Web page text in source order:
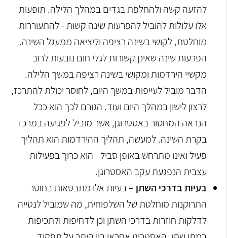
להזעה קשה ולהחלפת בגדים במהלך הלילה. תופעות
אלו עלולות להוביל להפרעות שינה קשות - להתעוררות
מוחלטת, לקושי בשינה רציפה וליציאה ממעגל השינה.
הפרעות שינה שאינן קשורות לגלי חום נובעות לרוב
מקשיי הירדמות ומקושי בשינה רציפה במשך הלילה.
הדבר מוביל לעייפות במשך היום, לחוסר יכולת להתרכז,
לרצון לישון במהלך היום ועוד. הגורם לכך הוא ככל
הנראה המחסור באסטרוגן, אשר מוביל לפגיעה במרכז
בקרת השינה. למעשה, תהליך ההירדמות הוא תהליך
פעיל ואינו מתרחש באופן סביל - הוא כרוך בפעילות
עצבית הנפגעת עקב האסטרוגן.
בעיות בדרכי השתן – בעיות אלו מתבטאות בחוסר
התרוקנות מוחלטת של השלפוחית, מה שמוביל לנטייה
לדלקות חוזרות בדרכי השתן וכן לדחיפות ולתכיפות